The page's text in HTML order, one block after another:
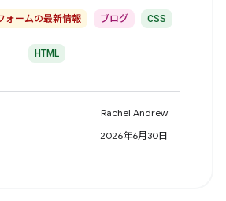
ォームの最新情報 ブログ CSS
HTML
Rachel Andrew
2026年6月30日